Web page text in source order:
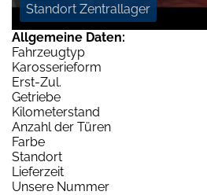
Standort Zentrallager
Allgemeine Daten:
Fahrzeugtyp
Karosserieform
Erst-Zul.
Getriebe
Kilometerstand
Anzahl der Türen
Farbe
Standort
Lieferzeit
Unsere Nummer